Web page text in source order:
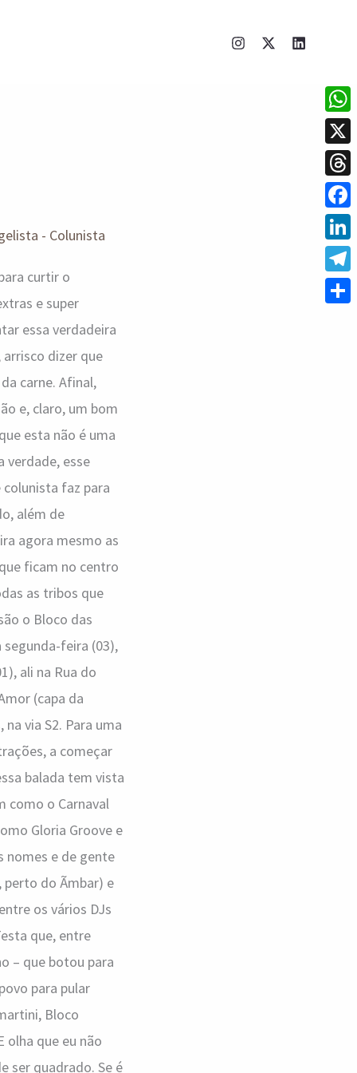
- Colunista
curtir o
e super
essa verdadeira
dizer que
carne. Afinal,
e, claro, um bom
esta não é uma
verdade, esse
faz para
além de
agora mesmo as
ficam no centro
as tribos que
o Bloco das
feira (03),
ali na Rua do
(capa da
via S2. Para uma
a começar
balada tem vista
como o Carnaval
Gloria Groove e
nomes e de gente
perto do Ãmbar) e
os vários DJs
que, entre
– que botou para
para pular
Bloco
olha que eu não
ser quadrado. Se é
X